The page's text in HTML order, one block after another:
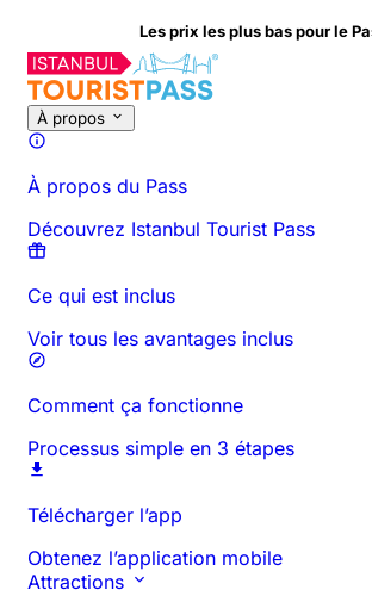
Les prix les plus bas pour le Pass !
À propos
À propos du Pass
Découvrez Istanbul Tourist Pass
Ce qui est inclus
Voir tous les avantages inclus
Comment ça fonctionne
Processus simple en 3 étapes
Télécharger l’app
Obtenez l’application mobile
Attractions
À propos de cette activité Aperçu Horaires